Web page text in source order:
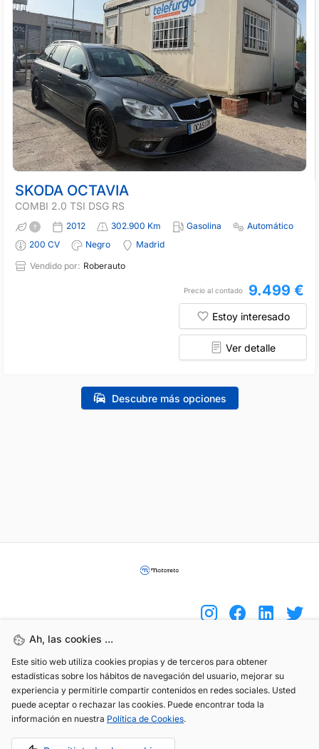
SKODA OCTAVIA
COMBI 2.0 TSI DSG RS
2012 302.900 Km Gasolina
Automático
200 CV
Negro
Madrid
Vendido por: Roberauto
Precio al contado 9.499 €
Estoy interesado
Ver detalle
Descubre más opciones
Ah, las cookies ...
Este sitio web utiliza cookies propias y de terceros para obtener
estadísticas sobre los hábitos de navegación del usuario, mejorar su
experiencia y permitirle compartir contenidos en redes sociales. Usted
puede aceptar o rechazar las cookies. Puede encontrar toda la
información en nuestra Política de Cookies.
(+34) 744 408 070
info@motoreto.com